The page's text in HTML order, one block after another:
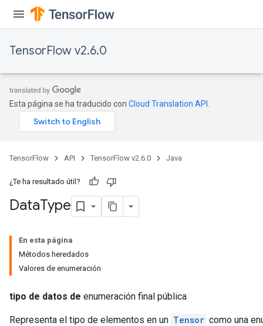
TensorFlow v2.6.0
Esta página se ha traducido con Cloud Translation API
TensorFlow API TensorFlow v2.6.0 Java
¿Te ha resultado útil?
DataType
En esta página
Métodos heredados
Valores de enumeración
tipo de datos de enumeración final pública
Representa el tipo de elementos en un Tensor como una